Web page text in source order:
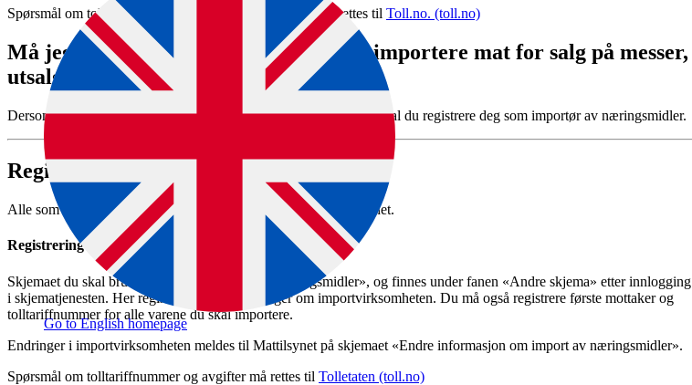
Go to English homepage
Spørsmål om tolltariffkoder (varegrupper) og avgifter må rettes til Toll.no. (toll.no)
Må jeg registrere meg dersom jeg skal importere mat for salg på messer,
utsalgssteder eller festivaler?
Dersom du tar inn mat- eller drikkevarer fra land utenfor Norge, skal du registrere deg som importør av næringsmidler.
Registrering av importør
Alle som vil importere matvarer, må være registrert hos Mattilsynet.
Registrering av importør av mat
Skjemaet du skal bruke heter «Ny importør av næringsmidler», og finnes under fanen «Andre skjema» etter innlogging
i skjematjenesten. Her registrerer du opplysninger om importvirksomheten. Du må også registrere første mottaker og
tolltariffnummer for alle varene du skal importere.
Endringer i importvirksomheten meldes til Mattilsynet på skjemaet «Endre informasjon om import av næringsmidler».
Spørsmål om tolltariffnummer og avgifter må rettes til Tolletaten (toll.no)